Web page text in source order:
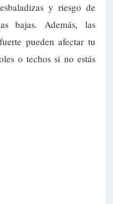
y riesgo de
bajas. Además, las
pueden afectar tu
o techos si no estás